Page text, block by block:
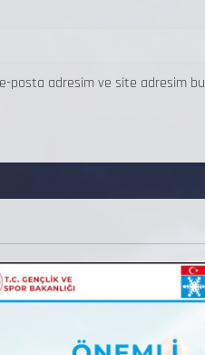
posta adresim ve site adresim